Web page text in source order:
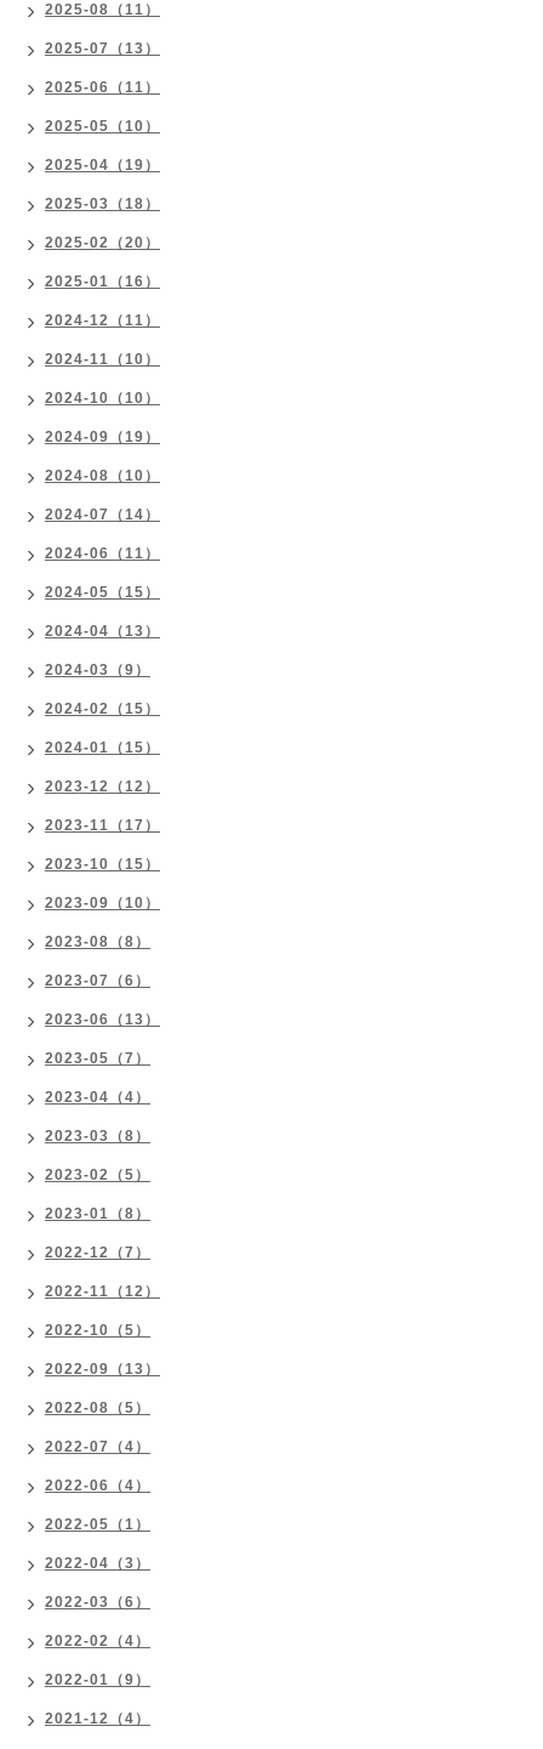
2025-08（11）
2025-07（13）
2025-06（11）
2025-05（10）
2025-04（19）
2025-03（18）
2025-02（20）
2025-01（16）
2024-12（11）
2024-11（10）
2024-10（10）
2024-09（19）
2024-08（10）
2024-07（14）
2024-06（11）
2024-05（15）
2024-04（13）
2024-03（9）
2024-02（15）
2024-01（15）
2023-12（12）
2023-11（17）
2023-10（15）
2023-09（10）
2023-08（8）
2023-07（6）
2023-06（13）
2023-05（7）
2023-04（4）
2023-03（8）
2023-02（5）
2023-01（8）
2022-12（7）
2022-11（12）
2022-10（5）
2022-09（13）
2022-08（5）
2022-07（4）
2022-06（4）
2022-05（1）
2022-04（3）
2022-03（6）
2022-02（4）
2022-01（9）
2021-12（4）